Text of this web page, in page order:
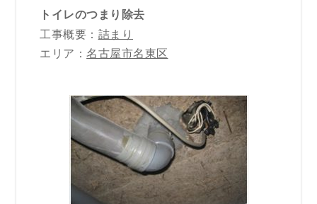
トイレのつまり除去
工事概要： 詰まり
エリア：名古屋市名東区